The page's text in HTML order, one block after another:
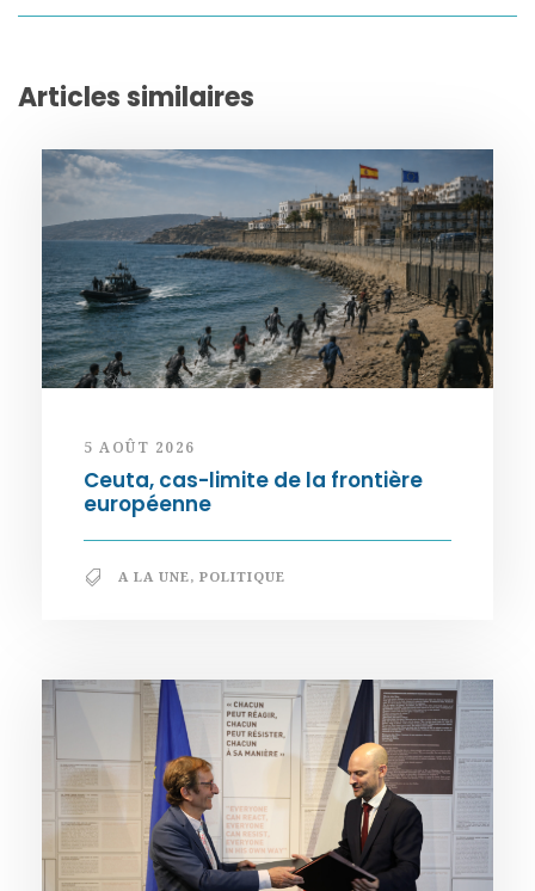
Articles similaires
5 AOÛT 2026
Ceuta, cas-limite de la frontière
européenne
A LA UNE, POLITIQUE